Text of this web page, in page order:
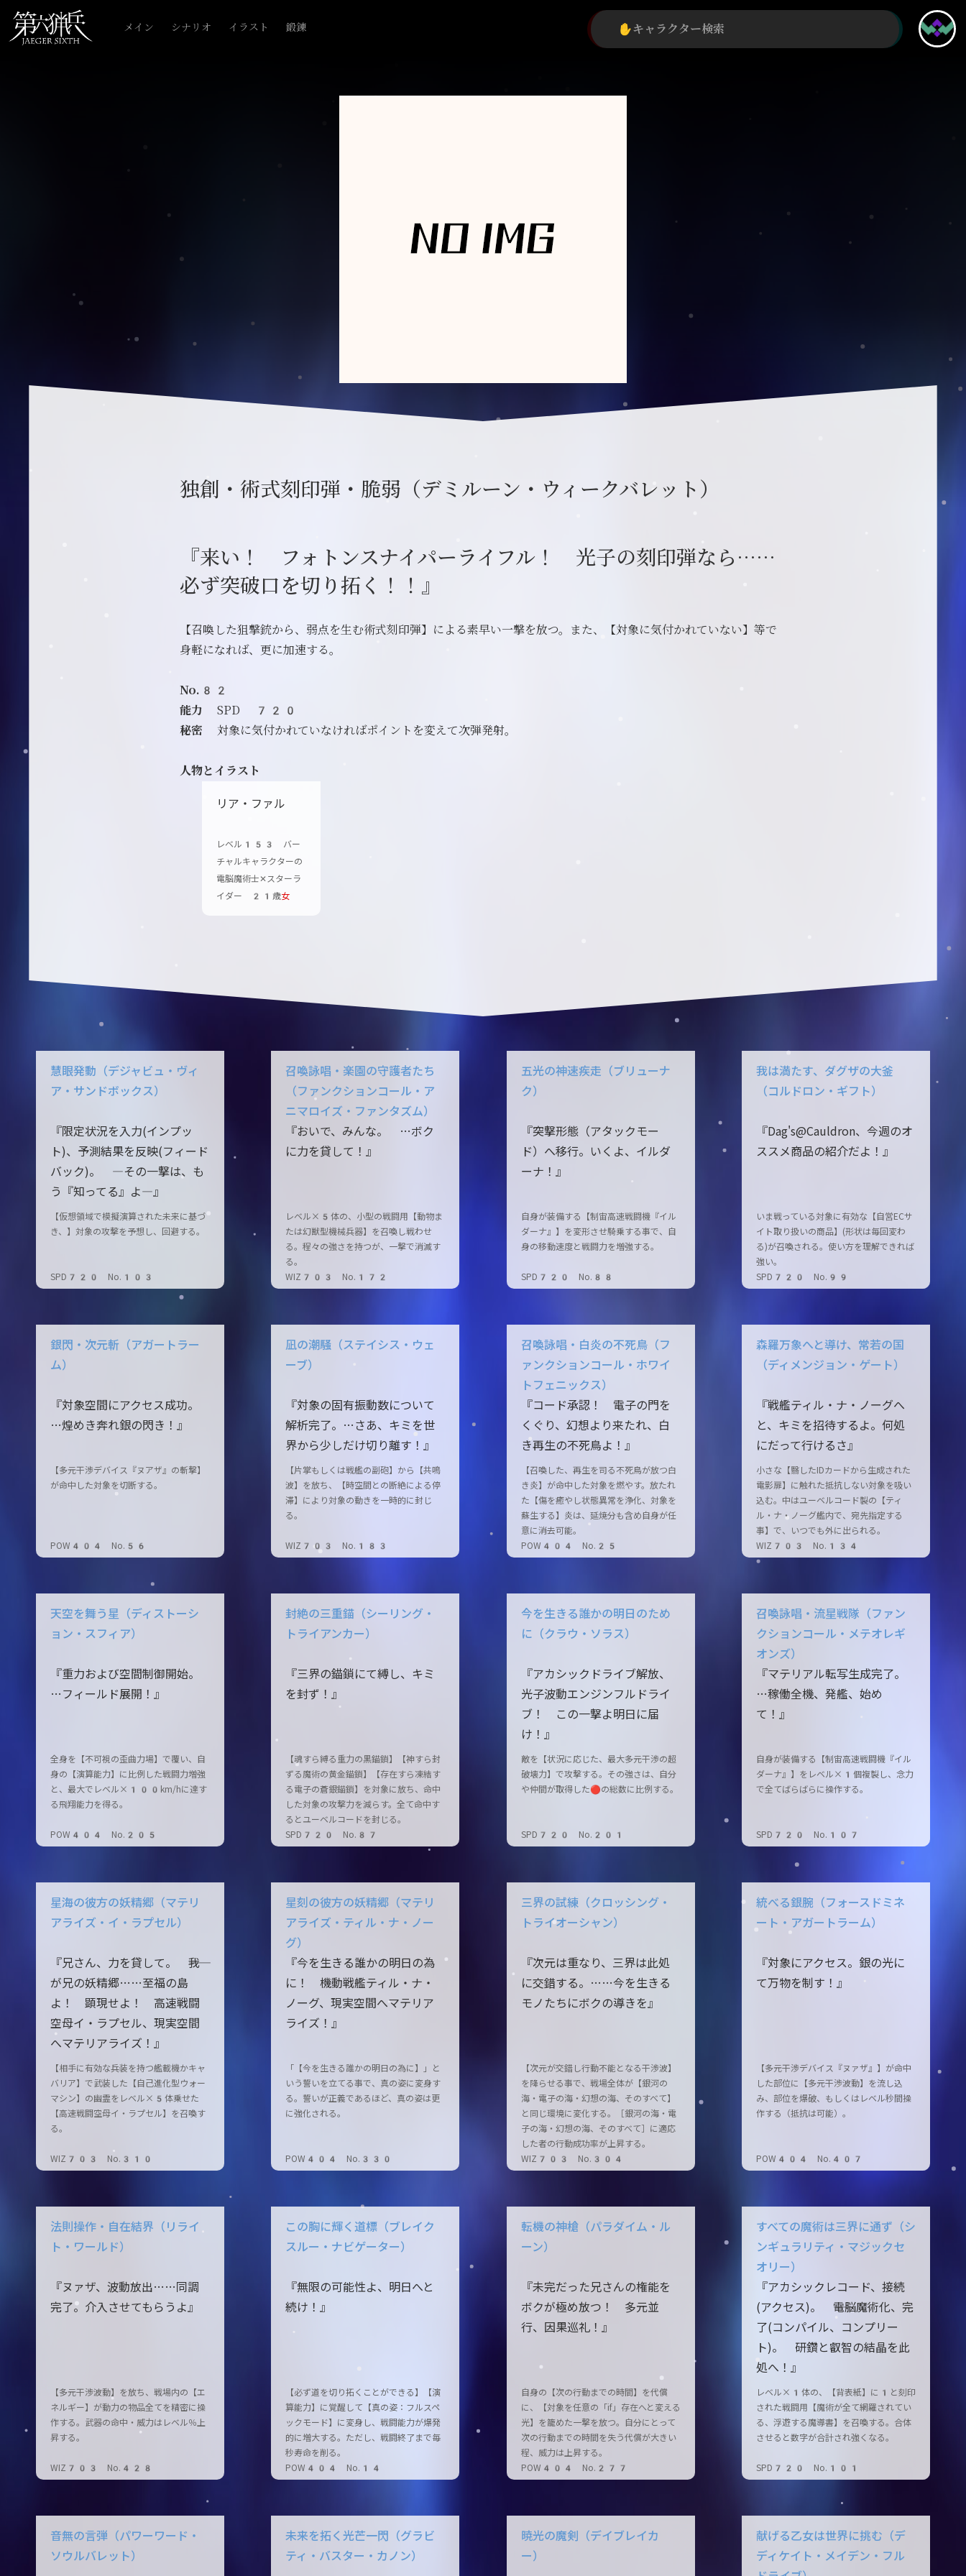
メイン シナリオ イラスト 鍛錬
独創・術式刻印弾・脆弱（デミルーン・ウィークバレット）
『来い！ フォトンスナイパーライフル！ 光子の刻印弾なら……
必ず突破口を切り拓く！！』
【召喚した狙撃銃から、弱点を生む術式刻印弾】による素早い一撃を放つ。また、【対象に気付かれていない】等で
身軽になれば、更に加速する。
No.82
能力SPD 720
秘密 対象に気付かれていなければポイントを変えて次弾発射。
人物とイラスト
リア・ファル
レベル153 バー
チャルキャラクターの
電脳魔術士✕スターラ
イダー 21歳女
慧眼発動（デジャビュ・ヴィ
ア・サンドボックス）
『限定状況を入力(インプッ
ト)、予測結果を反映(フィード
バック)。 ―その一撃は、も
う『知ってる』よ―』
【仮想領域で模擬演算された未来に基づ
き、】対象の攻撃を予想し、回避する。
SPD720 No.103
召喚詠唱・楽園の守護者たち
（ファンクションコール・ア
ニマロイズ・ファンタズム）
『おいで、みんな。 …ボク
に力を貸して！』
レベル×5体の、小型の戦闘用【動物ま
たは幻獣型機械兵器】を召喚し戦わせ
る。程々の強さを持つが、一撃で消滅す
る。
WIZ703 No.172
五光の神速疾走（ブリューナ
ク）
『突撃形態（アタックモー
ド）へ移行。いくよ、イルダ
ーナ！』
自身が装備する【制宙高速戦闘機『イル
ダーナ』】を変形させ騎乗する事で、自
身の移動速度と戦闘力を増強する。
SPD720 No.88
我は満たす、ダグザの大釜
（コルドロン・ギフト）
『Dag's@Cauldron、今週のオ
ススメ商品の紹介だよ！』
いま戦っている対象に有効な【自営ECサ
イト取り扱いの商品】(形状は毎回変わ
る)が召喚される。使い方を理解できれば
強い。
SPD720 No.99
銀閃・次元斬（アガートラー
ム）
『対象空間にアクセス成功。
…煌めき奔れ銀の閃き！』
【多元干渉デバイス『ヌアザ』の斬撃】
が命中した対象を切断する。
POW404 No.56
凪の潮騒（ステイシス・ウェ
ーブ）
『対象の固有振動数について
解析完了。…さあ、キミを世
界から少しだけ切り離す！』
【片掌もしくは戦艦の副砲】から【共鳴
波】を放ち、【時空間との断絶による停
滞】により対象の動きを一時的に封じ
る。
WIZ703 No.183
召喚詠唱・白炎の不死鳥（フ
ァンクションコール・ホワイ
トフェニックス）
『コード承認！ 電子の門を
くぐり、幻想より来たれ、白
き再生の不死鳥よ！』
【召喚した、再生を司る不死鳥が放つ白
き炎】が命中した対象を燃やす。放たれ
た【傷を癒やし状態異常を浄化、対象を
蘇生する】炎は、延焼分も含め自身が任
意に消去可能。
POW404 No.25
森羅万象へと導け、常若の国
（ディメンジョン・ゲート）
『戦艦ティル・ナ・ノーグへ
と、キミを招待するよ。何処
にだって行けるさ』
小さな【翳したIDカードから生成された
電影扉】に触れた抵抗しない対象を吸い
込む。中はユーベルコード製の【ティ
ル・ナ・ノーグ艦内で、宛先指定する
事】で、いつでも外に出られる。
WIZ703 No.134
天空を舞う星（ディストーシ
ョン・スフィア）
『重力および空間制御開始。
…フィールド展開！』
全身を【不可視の歪曲力場】で覆い、自
身の【演算能力】に比例した戦闘力増強
と、最大でレベル×100km/hに達す
る飛翔能力を得る。
POW404 No.205
封絶の三重錨（シーリング・
トライアンカー）
『三界の錨鎖にて縛し、キミ
を封ず！』
【魂すら縛る重力の黒錨鎖】【神すら封
ずる魔術の黄金錨鎖】【存在すら凍結す
る電子の蒼銀錨鎖】を対象に放ち、命中
した対象の攻撃力を減らす。全て命中す
るとユーベルコードを封じる。
SPD720 No.87
今を生きる誰かの明日のため
に（クラウ・ソラス）
『アカシックドライブ解放、
光子波動エンジンフルドライ
ブ！ この一撃よ明日に届
け！』
敵を【状況に応じた、最大多元干渉の超
破壊力】で攻撃する。その強さは、自分
や仲間が取得した🔴の総数に比例する。
SPD720 No.201
召喚詠唱・流星戦隊（ファン
クションコール・メテオレギ
オンズ）
『マテリアル転写生成完了。
…稼働全機、発艦、始め
て！』
自身が装備する【制宙高速戦闘機『イル
ダーナ』】をレベル×1個複製し、念力
で全てばらばらに操作する。
SPD720 No.107
星海の彼方の妖精郷（マテリ
アライズ・イ・ラプセル）
『兄さん、力を貸して。 ――我
が兄の妖精郷……至福の島
よ！ 顕現せよ！ 高速戦闘
空母イ・ラプセル、現実空間
へマテリアライズ！』
【相手に有効な兵装を持つ艦載機かキャ
バリア】で武装した【自己進化型ウォー
マシン】の幽霊をレベル×5体乗せた
【高速戦闘空母イ・ラプセル】を召喚す
る。
WIZ703 No.310
星刻の彼方の妖精郷（マテリ
アライズ・ティル・ナ・ノー
グ）
『今を生きる誰かの明日の為
に！ 機動戦艦ティル・ナ・
ノーグ、現実空間へマテリア
ライズ！』
「【今を生きる誰かの明日の為に】」と
いう誓いを立てる事で、真の姿に変身す
る。誓いが正義であるほど、真の姿は更
に強化される。
POW404 No.330
三界の試練（クロッシング・
トライオーシャン）
『次元は重なり、三界は此処
に交錯する。……今を生きる
モノたちにボクの導きを』
【次元が交錯し行動不能となる干渉波】
を降らせる事で、戦場全体が【銀河の
海・電子の海・幻想の海、そのすべて】
と同じ環境に変化する。［銀河の海・電
子の海・幻想の海、そのすべて］に適応
した者の行動成功率が上昇する。
WIZ703 No.304
統べる銀腕（フォースドミネ
ート・アガートラーム）
『対象にアクセス。銀の光に
て万物を制す！』
【多元干渉デバイス『ヌァザ』】が命中
した部位に【多元干渉波動】を流し込
み、部位を爆破、もしくはレベル秒間操
作する（抵抗は可能）。
POW404 No.407
法則操作・自在結界（リライ
ト・ワールド）
『ヌァザ、波動放出……同調
完了。介入させてもらうよ』
【多元干渉波動】を放ち、戦場内の【エ
ネルギー】が動力の物品全てを精密に操
作する。武器の命中・威力はレベル％上
昇する。
WIZ703 No.428
この胸に輝く道標（ブレイク
スルー・ナビゲーター）
『無限の可能性よ、明日へと
続け！』
【必ず道を切り拓くことができる】【演
算能力】に覚醒して【真の姿：フルスペ
ックモード】に変身し、戦闘能力が爆発
的に増大する。ただし、戦闘終了まで毎
秒寿命を削る。
POW404 No.14
転機の神槍（パラダイム・ル
ーン）
『未完だった兄さんの権能を
ボクが極め放つ！ 多元並
行、因果巡礼！』
自身の【次の行動までの時間】を代償
に、【対象を任意の「if」存在へと変える
光】を籠めた一撃を放つ。自分にとって
次の行動までの時間を失う代償が大きい
程、威力は上昇する。
POW404 No.277
すべての魔術は三界に通ず（シ
ンギュラリティ・マジックセ
オリー）
『アカシックレコード、接続
(アクセス)。 ――電脳魔術化、完
了(コンパイル、コンプリー
ト)。 研鑽と叡智の結晶を此
処へ！』
レベル×1体の、【背表紙】に1と刻印
された戦闘用【魔術が全て網羅されてい
る、浮遊する魔導書】を召喚する。合体
させると数字が合計され強くなる。
SPD720 No.101
音無の言弾（パワーワード・
ソウルバレット）
未来を拓く光芒一閃（グラビ
ティ・バスター・カノン）
暁光の魔剣（デイブレイカ
ー）
献げる乙女は世界に挑む（デ
ディケイト・メイデン・フル